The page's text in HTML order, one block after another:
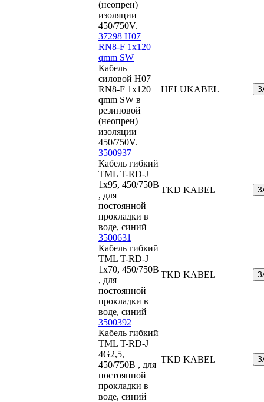
(неопрен)
изоляции
450/750V.
37298 H07
RN8-F 1x120
qmm SW
Кабель
силовой H07
RN8-F 1x120
qmm SW в
резиновой
(неопрен)
изоляции
450/750V.
HELUKABEL
3500937
Кабель гибкий
TML T-RD-J
1x95, 450/750В
, для
постоянной
прокладки в
воде, синий
TKD KABEL
3500631
Кабель гибкий
TML T-RD-J
1x70, 450/750В
, для
постоянной
прокладки в
воде, синий
TKD KABEL
3500392
Кабель гибкий
TML T-RD-J
4G2,5,
450/750В , для
постоянной
прокладки в
воде, синий
TKD KABEL